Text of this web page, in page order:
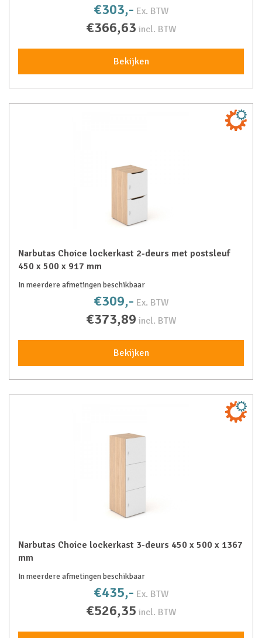
€303,- Ex. BTW
€366,63 incl. BTW
Bekijken
Narbutas Choice lockerkast 2-deurs met postsleuf
450 x 500 x 917 mm
In meerdere afmetingen beschikbaar
€309,- Ex. BTW
€373,89 incl. BTW
Bekijken
Narbutas Choice lockerkast 3-deurs 450 x 500 x 1367
mm
In meerdere afmetingen beschikbaar
€435,- Ex. BTW
€526,35 incl. BTW